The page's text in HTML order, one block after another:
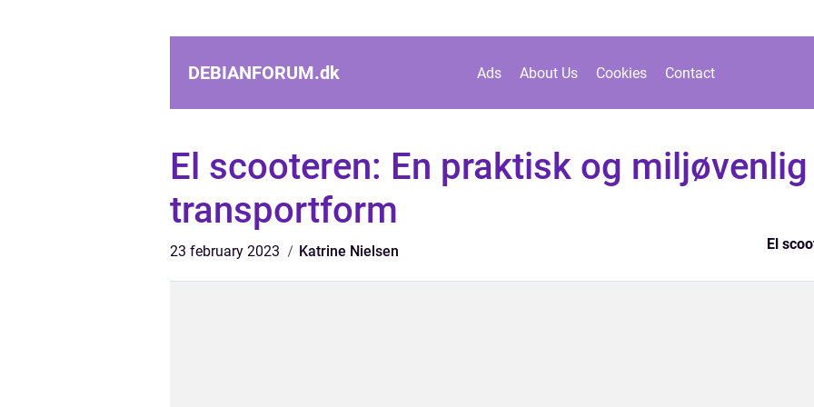
DEBIANFORUM.dk Ads About Us Cookies Contact
El scooteren: En praktisk og miljøvenlig
transportform
23 february 2023 Katrine Nielsen El